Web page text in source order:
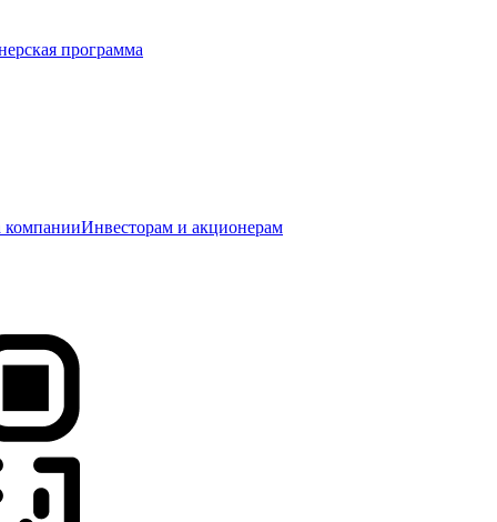
программа
компанииИнвесторам и акционерам